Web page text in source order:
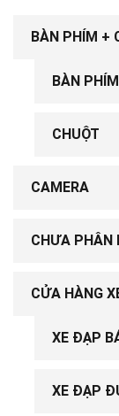
BÀN PHÍM +
BÀN
CHUỘT
CAMERA
CHƯA PHÂN
CỬA HÀNG
XE ĐẠP
XE ĐẠP